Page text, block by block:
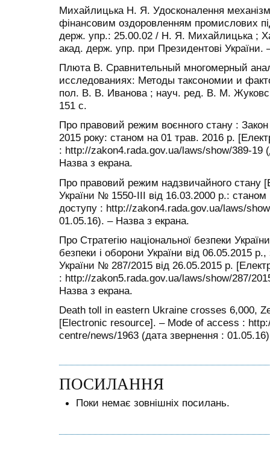
Михайлицька Н. Я. Удосконалення
фінансовим оздоровленням промислових
держ. упр.: 25.00.02 / Н. Я. Михайлицька ;
акад. держ. упр. при Президентові
Плюта В. Сравнительный многомерный
исследованиях: Методы таксономии и
пол. В. В. Иванова ; науч. ред. В. М.
151 с.
Про правовий режим воєнного стану :
2015 року: станом на 01 трав. 2016 р.
: http://zakon4.rada.gov.ua/laws/show/389-19
Назва з екрана.
Про правовий режим надзвичайного стану
України № 1550-III від 16.03.2000 р.:
доступу : http://zakon4.rada.gov.ua/laws/
01.05.16). – Назва з екрана.
Про Стратегію національної безпеки
безпеки і оборони України від 06.05.2015
України № 287/2015 від 26.05.2015 р.
: http://zakon5.rada.gov.ua/laws/show/287/
Назва з екрана.
Death toll in eastern Ukraine crosses 6,000,
[Electronic resource]. – Mode of access :
centre/news/1963 (дата звернення :
ПОСИЛАННЯ
Поки немає зовнішніх посилань.